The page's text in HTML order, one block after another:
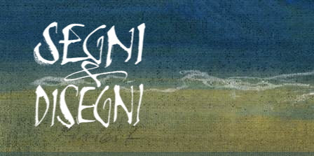
Novità
Scontati
Elenco Completo
Elenco Cataloghi
Login